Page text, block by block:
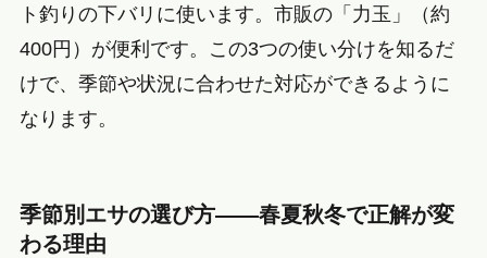
ト釣りの下バリに使います。市販の「力玉」（約
400円）が便利です。この3つの使い分けを知るだ
けで、季節や状況に合わせた対応ができるように
なります。
季節別エサの選び方——春夏秋冬で正解が変
わる理由